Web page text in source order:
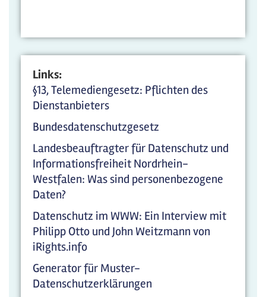
Links:
§13, Telemediengesetz: Pflichten des
Dienstanbieters
Bundesdatenschutzgesetz
Landesbeauftragter für Datenschutz und
Informationsfreiheit Nordrhein-
Westfalen: Was sind personenbezogene
Daten?
Datenschutz im WWW: Ein Interview mit
Philipp Otto und John Weitzmann von
iRights.info
Generator für Muster-
Datenschutzerklärungen